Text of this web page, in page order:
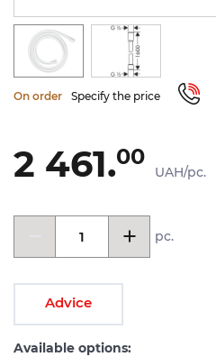
On order Specify the price
2 461.00
UAH/pc.
pc.
Advice
Available options: